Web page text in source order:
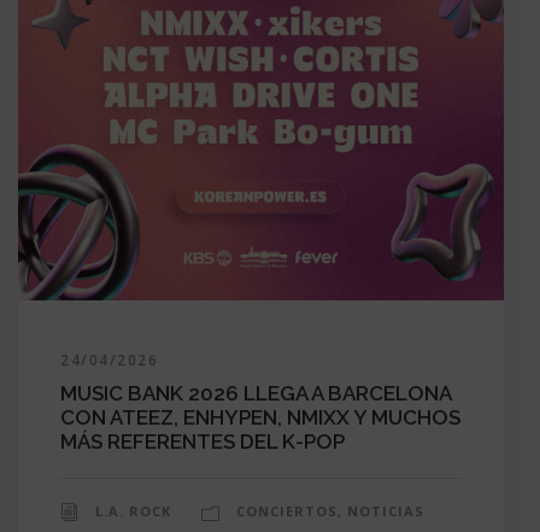
24/04/2026
MUSIC BANK 2026 LLEGA A BARCELONA
CON ATEEZ, ENHYPEN, NMIXX Y MUCHOS
MÁS REFERENTES DEL K-POP
L.A. ROCK CONCIERTOS , NOTICIAS